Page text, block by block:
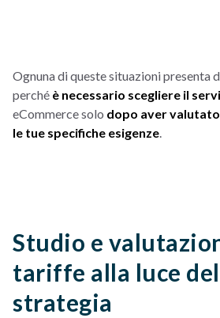
Ognuna di queste situazioni presenta
perché è necessario scegliere il
eCommerce solo dopo aver
le tue specifiche esigenze.
Studio e
tariffe alla luce
strategia